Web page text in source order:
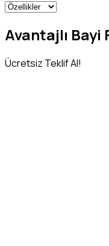
Avantajlı Bayi
Ücretsiz Teklif Al!